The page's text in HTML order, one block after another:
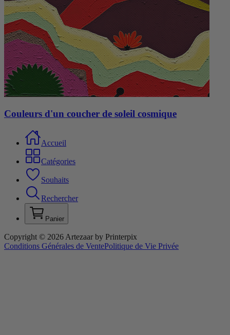
Couleurs d'un coucher de soleil cosmique
Accueil
Catégories
Souhaits
Rechercher
Panier
Copyright © 2026 Artezaar by Printerpix
Conditions Générales de VentePolitique de Vie Privée